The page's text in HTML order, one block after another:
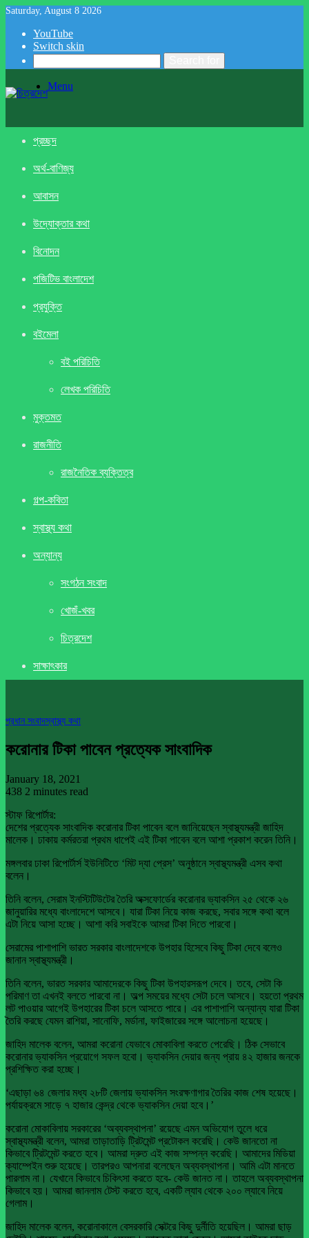
Saturday, August 8 2026
YouTube
Switch skin
Menu
প্রচ্ছদ
অর্থ-বাণিজ্য
আবাসন
উদ্যোক্তার কথা
বিনোদন
পজিটিভ বাংলাদেশ
প্রযুক্তি
বইমেলা
বই পরিচিতি
লেখক পরিচিতি
মুক্তমত
রাজনীতি
রাজনৈতিক ব্যক্তিত্ব
গল্প-কবিতা
স্বাস্থ্য কথা
অন্যান্য
সংগঠন সংবাদ
খােজঁ-খবর
চিত্রদেশ
সাক্ষাৎকার
প্রধান সংবাদস্বাস্থ্য কথা
করোনার টিকা পাবেন প্রত্যেক সাংবাদিক
January 18, 2021
438 2 minutes read
স্টাফ রিপোর্টার:
দেশের প্রত্যেক সাংবাদিক করোনার টিকা পাবেন বলে জানিয়েছেন স্বাস্থ্যমন্ত্রী জাহিদ
মালেক। ঢাকায় কর্মরতরা প্রথম ধাপেই এই টিকা পাবেন বলে আশা প্রকাশ করেন তিনি।
মঙ্গলবার ঢাকা রিপোর্টার্স ইউনিটিতে ‘মিট দ্যা প্রেস’ অনুষ্ঠানে স্বাস্থ্যমন্ত্রী এসব কথা
বলেন।
তিনি বলেন, সেরাম ইনস্টিটিউটের তৈরি অক্সফোর্ডের করোনার ভ্যাকসিন ২৫ থেকে ২৬
জানুয়ারির মধ্যে বাংলাদেশে আসবে। যারা টিকা নিয়ে কাজ করছে, সবার সঙ্গে কথা বলে
এটা নিয়ে আসা হচ্ছে। আশা করি সবাইকে আমরা টিকা দিতে পারবো।
সেরামের পাশাপাশি ভারত সরকার বাংলাদেশকে উপহার হিসেবে কিছু টিকা দেবে বলেও
জানান স্বাস্থ্যমন্ত্রী।
তিনি বলেন, ভারত সরকার আমাদেরকে কিছু টিকা উপহারসরূপ দেবে। তবে, সেটা কি
পরিমাণ তা এখনই বলতে পারবো না। অল্প সময়ের মধ্যে সেটা চলে আসবে। হয়তো প্রথম
লট পাওয়ার আগেই উপহারের টিকা চলে আসতে পারে। এর পাশাপাশি অন্যান্য যারা টিকা
তৈরি করছে যেমন রাশিয়া, সানোফি, মর্ডানা, ফাইজারের সঙ্গে আলোচনা হয়েছে।
জাহিদ মালেক বলেন, আমরা করোনা যেভাবে মোকাবিলা করতে পেরেছি। ঠিক সেভাবে
করোনার ভ্যাকসিন প্রয়োগে সফল হবো। ভ্যাকসিন দেয়ার জন্য প্রায় ৪২ হাজার জনকে
প্রশিক্ষিত করা হচ্ছে।
‘এছাড়া ৬৪ জেলার মধ্য ২৮টি জেলায় ভ্যাকসিন সংরক্ষণাগার তৈরির কাজ শেষ হয়েছে।
পর্যায়ক্রমে সাড়ে ৭ হাজার কেন্দ্র থেকে ভ্যাকসিন দেয়া হবে।’
করোনা মোকাবিলায় সরকারের ‘অব্যবস্থাপনা’ রয়েছে এমন অভিযোগ তুলে ধরে
স্বাস্থ্যমন্ত্রী বলেন, আমরা তাড়াতাড়ি ট্রিটমেন্ট প্রটোকল করেছি। কেউ জানতো না
কিভাবে ট্রিটমেন্ট করতে হবে। আমরা দ্রুত এই কাজ সম্পন্ন করেছি। আমাদের মিডিয়া
ক্যাম্পেইন শুরু হয়েছে। তারপরও আপনারা বলেছেন অব্যবস্থাপনা। আমি এটা মানতে
পারলাম না। যেখানে কিভাবে চিকিৎসা করতে হবে- কেউ জানত না। তাহলে অব্যবস্থাপনা
কিভাবে হয়। আমরা জানলাম টেস্ট করতে হবে, একটি ল্যাব থেকে ২০০ ল্যাবে নিয়ে
গেলাম।
জাহিদ মালেক বলেন, করোনাকালে বেসরকারি সেক্টরে কিছু দুর্নীতি হয়েছিল। আমরা ছাড়